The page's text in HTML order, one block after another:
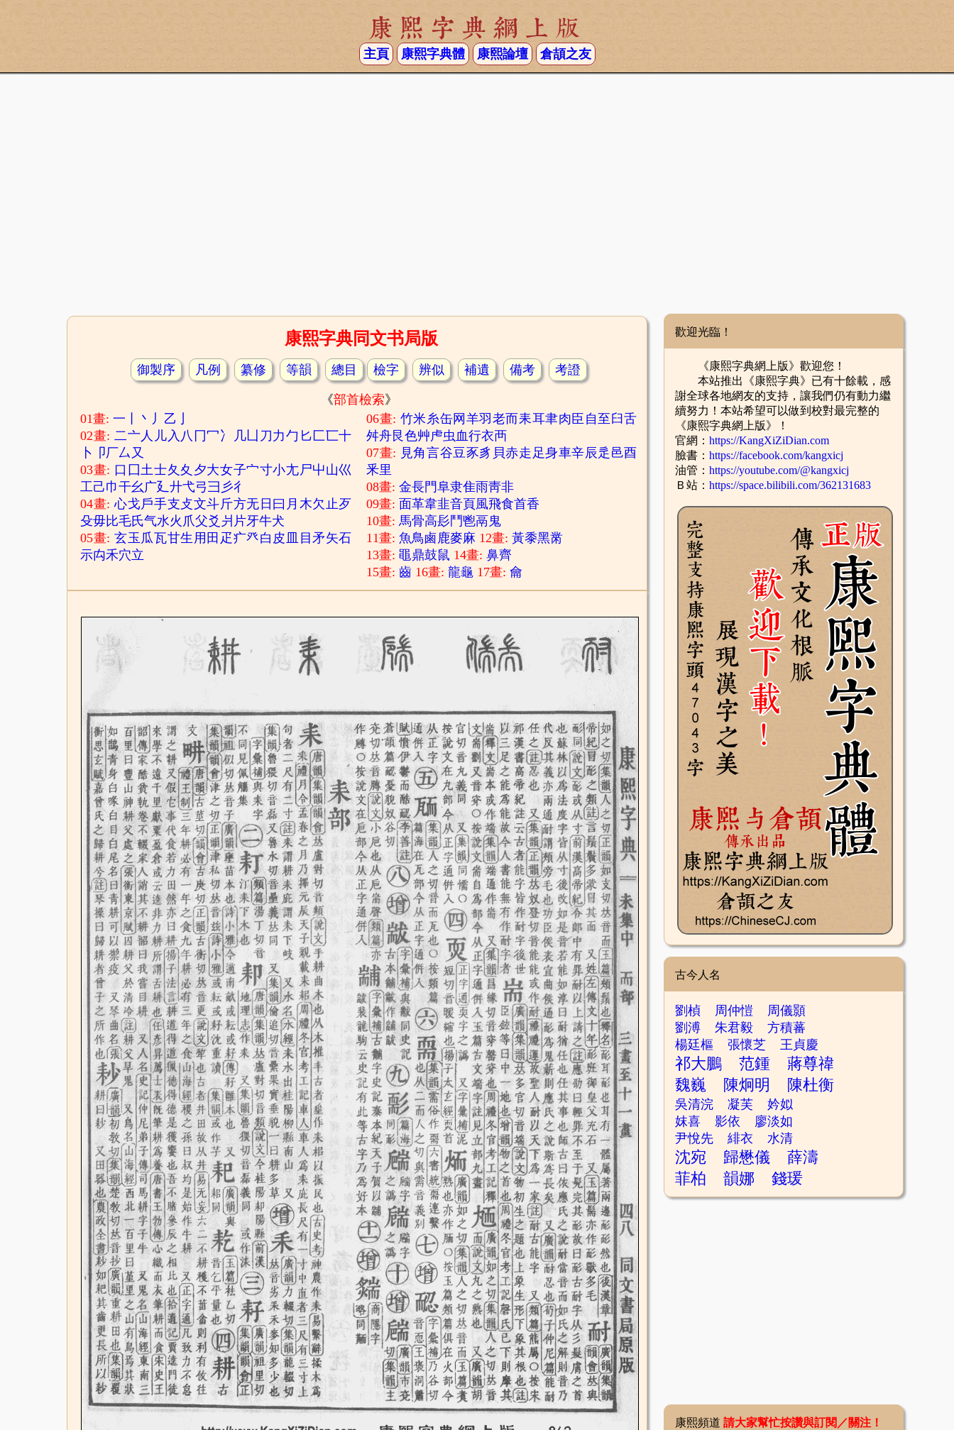
康熙字典網上版
主頁 康熙字典體 康熙論壇 倉頡之友
康熙字典同文书局版
御製序 凡例 纂修 等韻 總目 檢字 辨似 補遺 備考 考證
《部首檢索》
01畫:一 丶 丿 乙
02畫:二亠人 儿入 八 冂冖 冫 几凵 刀 力勹 匕 匚匸十
卜
卩厂厶 又
03畫: 口 囗土士夂 夊 夕大女子宀寸小尢尸屮山巛
工己巾干幺 广廴廾弋弓彐 彡彳
04畫:心戈戶手支 攴文斗斤方无 日 曰 月 木欠止歹
殳毋比毛氏气水火 爪父爻 爿 片牙牛犬
05畫:玄玉 瓜瓦甘生 用 田 疋疒癶白 皮 目矛矢石
示禸禾穴立
06畫: 竹米 糸缶网 羊羽老而耒耳聿肉臣 自 至 臼舌
舛舟艮色艸虍虫血行衣襾
07畫: 見角言谷豆豕豸 貝赤走 足身車辛辰辵 邑酉
釆里
08畫:金長門阜隶隹雨靑非
09畫: 面革韋韭音頁風飛食首香
10畫:馬骨高髟 鬥鬯鬲 鬼
11畫:魚鳥鹵鹿麥麻 12畫:黃黍黑黹
13畫:黽鼎鼓鼠 14畫:鼻齊
15畫:齒 16畫:龍龜 17畫:龠
歡迎光臨！
《康熙字典網上版》歡迎您！
本站推出《康熙字典》已有十餘載，感
謝全球各地網友的支持，讓我們仍有動力繼
續努力！本站希望可以做到校對最完整的
《康熙字典網上版》！
官網： https://KangXiZiDian.com
臉書： https://facebook.com/kangxicj
油管： https://youtube.com/@kangxicj
Ｂ站： https://space.bilibili.com/362131683
古今人名
劉楨 周仲愷
周儀顥
劉溥
朱君毅
方積蕃
楊廷樞
張懷芝 王貞慶
祁大鵬 范鍾
蔣尊禕
魏巍
陳炯明 陳杜衡
吳清浣 凝芙
妗姒
妺喜
影依
廖淡如
尹悅先
緋衣 水清
沈宛 歸懋儀
薛濤
菲柏
韻娜 錢瑗
康熙頻道 請大家幫忙按讚與訂閱／關注！